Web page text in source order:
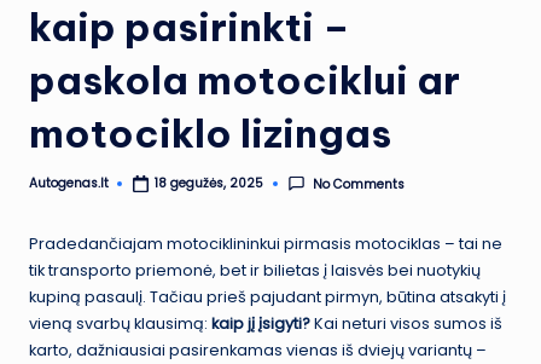
kaip pasirinkti –
paskola motociklui ar
motociklo lizingas
Posted
Autogenas.lt 18 gegužės, 2025 No Comments
Pradedančiajam motociklininkui pirmasis motociklas – tai ne
tik transporto priemonė, bet ir bilietas į laisvės bei nuotykių
kupiną pasaulį. Tačiau prieš pajudant pirmyn, būtina atsakyti į
vieną svarbų klausimą: kaip jį įsigyti?Kai neturi visos sumos iš
karto, dažniausiai pasirenkamas vienas iš dviejų variantų –